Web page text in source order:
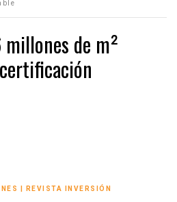
de m²
REVISTA INVERSIÓN